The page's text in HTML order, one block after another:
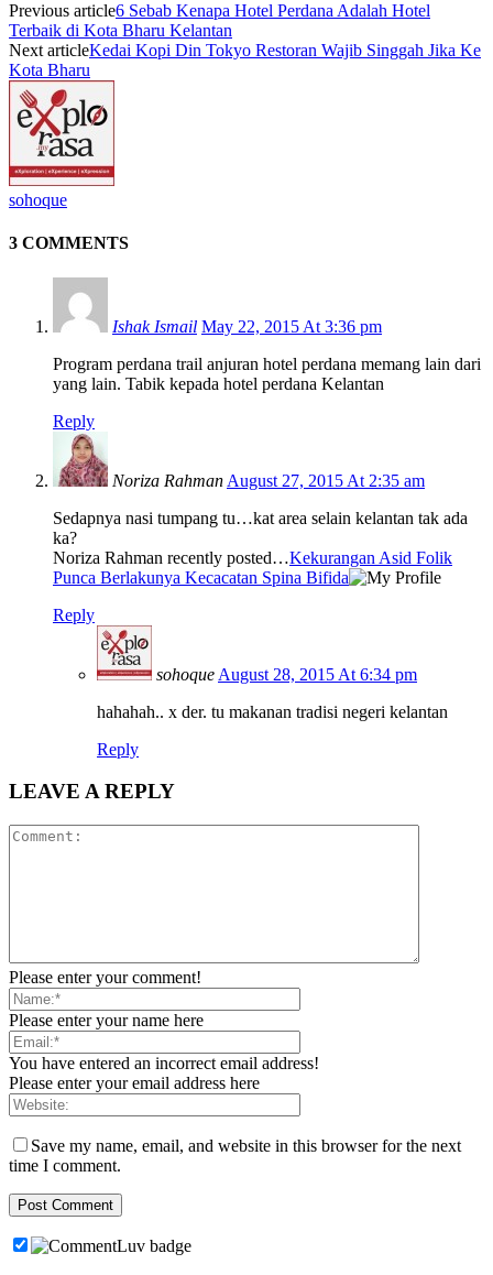
Previous article6 Sebab Kenapa Hotel Perdana Adalah Hotel
Terbaik di Kota Bharu Kelantan
Next articleKedai Kopi Din Tokyo Restoran Wajib Singgah Jika Ke
Kota Bharu
sohoque
3 COMMENTS
Ishak Ismail May 22, 2015 At 3:36 pm
Program perdana trail anjuran hotel perdana memang lain dari
yang lain. Tabik kepada hotel perdana Kelantan
Reply
Noriza Rahman August 27, 2015 At 2:35 am
Sedapnya nasi tumpang tu…kat area selain kelantan tak ada
ka?
Noriza Rahman recently posted…Kekurangan Asid Folik
Punca Berlakunya Kecacatan Spina Bifida
Reply
sohoque August 28, 2015 At 6:34 pm
hahahah.. x der. tu makanan tradisi negeri kelantan
Reply
LEAVE A REPLY
Please enter your comment!
Please enter your name here
You have entered an incorrect email address!
Please enter your email address here
Save my name, email, and website in this browser for the next
time I comment.